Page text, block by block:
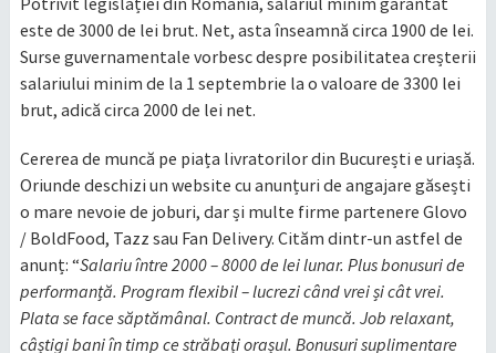
este de 3000 de lei brut. Net, asta înseamnă circa 1900 de lei.
Surse guvernamentale vorbesc despre posibilitatea creșterii
salariului minim de la 1 septembrie la o valoare de 3300 lei
brut, adică circa 2000 de lei net.
Cererea de muncă pe piața livratorilor din București e uriașă.
Oriunde deschizi un website cu anunțuri de angajare găsești
o mare nevoie de joburi, dar și multe firme partenere Glovo
/ BoldFood, Tazz sau Fan Delivery. Cităm dintr-un astfel de
anunț: “Salariu între 2000 – 8000 de lei lunar. Plus bonusuri de
performanță. Program flexibil – lucrezi când vrei și cât vrei.
Plata se face săptămânal. Contract de muncă. Job relaxant,
câștigi bani în timp ce străbați orașul. Bonusuri suplimentare